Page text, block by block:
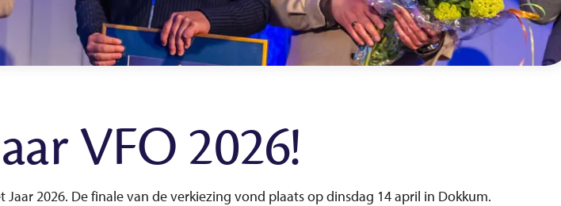
VFO 2026!
2026. De finale van de verkiezing vond plaats op dinsdag 14 april in Dokkum.